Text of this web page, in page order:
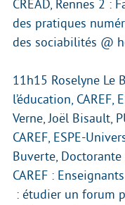
CREAD, Rennes 2 :
des pratiques
des sociabilités @
11h15 Roselyne Le
l’éducation, CAREF,
Verne, Joël Bisault,
CAREF, ESPE-
Buverte, Doctorante
CAREF :
: étudier un forum